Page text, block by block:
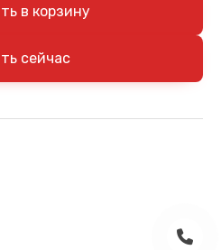
в корзину